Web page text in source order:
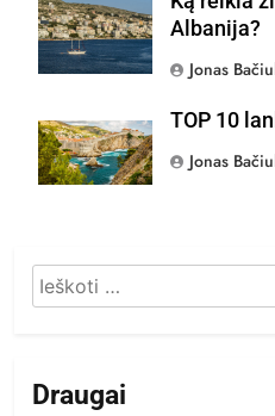
Albanija?
Jonas
TOP 10
Jonas
Ieškoti:
Draugai